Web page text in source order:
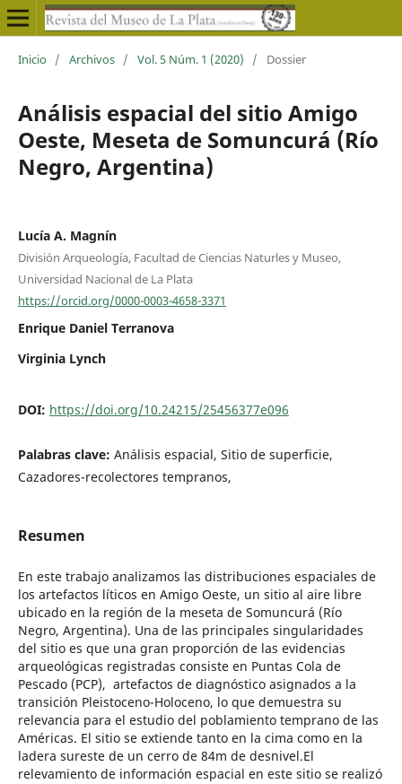
Inicio / Archivos / Vol. 5 Núm. 1 (2020) / Dossier
Análisis espacial del sitio Amigo
Oeste, Meseta de Somuncurá (Río
Negro, Argentina)
Lucía A. Magnín
División Arqueología, Facultad de Ciencias Naturles y Museo,
Universidad Nacional de La Plata
https://orcid.org/0000-0003-4658-3371
Enrique Daniel Terranova
Virginia Lynch
DOI: https://doi.org/10.24215/25456377e096
Palabras clave: Análisis espacial, Sitio de superficie,
Cazadores-recolectores tempranos,
Resumen
En este trabajo analizamos las distribuciones espaciales de
los artefactos líticos en Amigo Oeste, un sitio al aire libre
ubicado en la región de la meseta de Somuncurá (Río
Negro, Argentina). Una de las principales singularidades
del sitio es que una gran proporción de las evidencias
arqueológicas registradas consiste en Puntas Cola de
Pescado (PCP), artefactos de diagnóstico asignados a la
transición Pleistoceno-Holoceno, lo que demuestra su
relevancia para el estudio del poblamiento temprano de las
Américas. El sitio se extiende tanto en la cima como en la
ladera sureste de un cerro de 84m de desnivel.El
relevamiento de información espacial en este sitio se realizó